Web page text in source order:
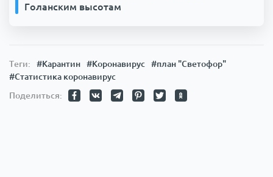
Голанским высотам
Теги: #Карантин #Коронавирус
#план "Светофор"
#Статистика коронавирус
Поделиться: